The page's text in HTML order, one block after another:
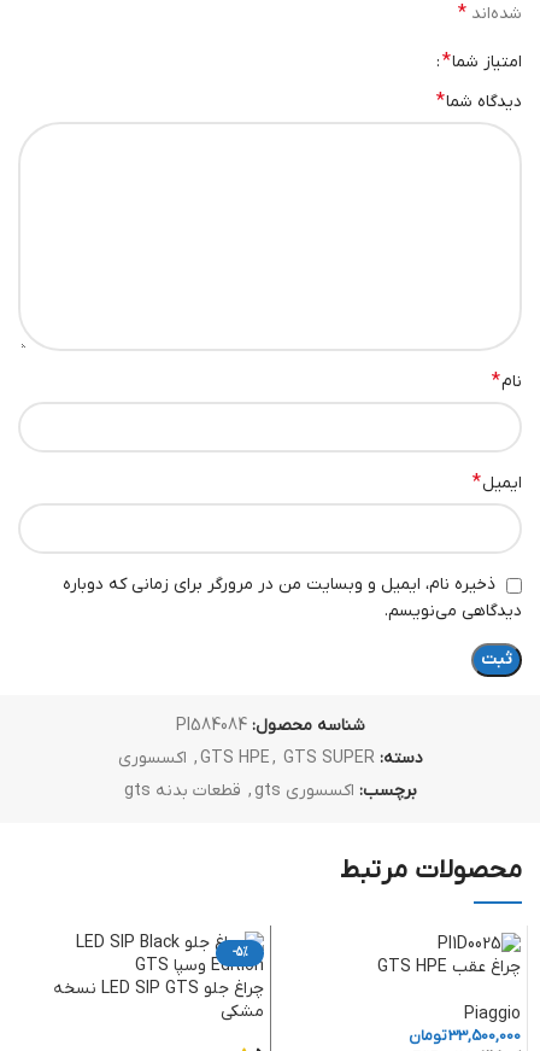
شده‌اند *
امتیاز شما*
دیدگاه شما*
نام*
ایمیل*
ذخیره نام، ایمیل و وبسایت من در مرورگر برای زمانی که دوباره
دیدگاهی می‌نویسم.
شناسه محصول:PI584084
دسته:
GTS HPE, GTS SUPER
, اکسسوری
برچسب: اکسسوری gts , قطعات بدنه gts
محصولات مرتبط
چراغ عقب GTS HPE
Piaggio
33,500,000تومان
-5%
چراغ جلو LED SIP GTS نسخه
مشکی